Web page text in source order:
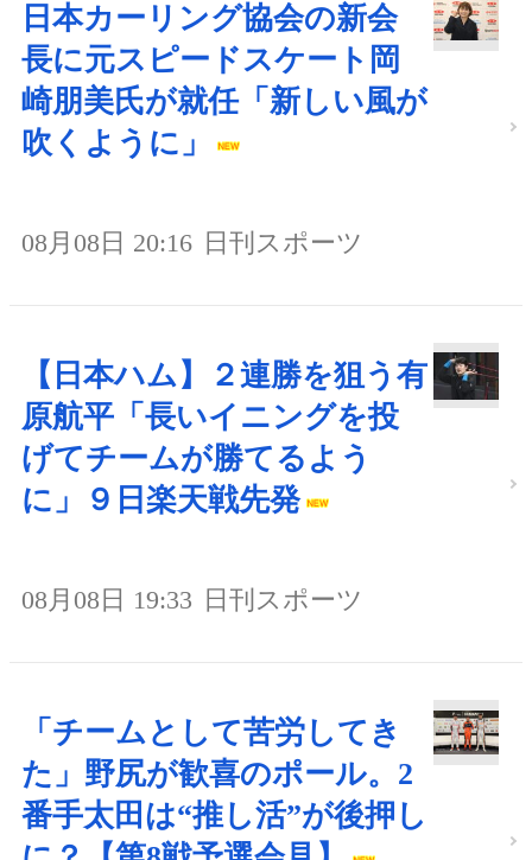
日本カーリング協会の新会
長に元スピードスケート岡
崎朋美氏が就任「新しい風が
吹くように」
08月08日 20:16 日刊スポーツ
【日本ハム】２連勝を狙う有
原航平「長いイニングを投
げてチームが勝てるよう
に」９日楽天戦先発
08月08日 19:33 日刊スポーツ
「チームとして苦労してき
た」野尻が歓喜のポール。2
番手太田は“推し活”が後押し